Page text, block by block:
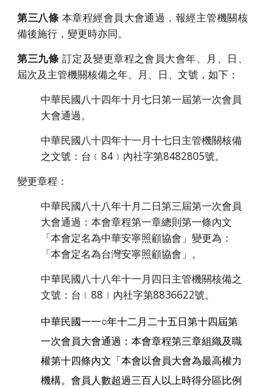
第三八條 本章程經會員大會通過，報經主管機關核
備後施行，變更時亦同。
第三九條 訂定及變更章程之會員大會年、月、日、
屆次及主管機關核備之年、月、日、文號，如下：
中華民國八十四年十月七日第一屆第一次會員
大會通過。
中華民國八十四年十一月十七日主管機關核備
之文號：台﹝84﹞內社字第8482805號。
變更章程：
中華民國八十八年十月二日第三屆第一次會員
大會通過：本會章程第一章總則第一條內文
「本會定名為中華安寧照顧協會」變更為：
「本會定名為台灣安寧照顧協會」。
中華民國八十八年十一月四日主管機關核備之
文號：台﹝88﹞內社字第8836622號。
中華民國一一○年十二月二十五日第十四屆第
一次會員大會通過：本會章程第三章組織及職
權第十四條內文「本會以會員大會為最高權力
機構。會員人數超過三百人以上時得分區比例